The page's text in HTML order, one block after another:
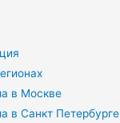
в Москве
в Санкт Петербурге